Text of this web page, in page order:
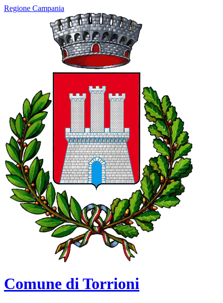
Regione Campania
Comune di Torrioni